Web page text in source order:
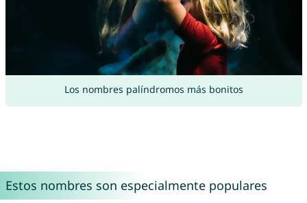
Los nombres palíndromos más bonitos
Estos nombres son especialmente populares